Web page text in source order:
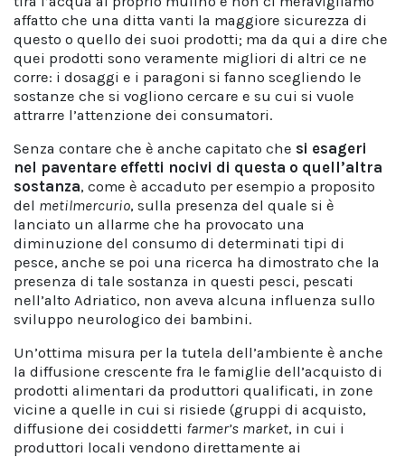
affatto che una ditta vanti la maggiore sicurezza di
questo o quello dei suoi prodotti; ma da qui a dire che
quei prodotti sono veramente migliori di altri ce ne
corre: i dosaggi e i paragoni si fanno scegliendo le
sostanze che si vogliono cercare e su cui si vuole
attrarre l’attenzione dei consumatori.
Senza contare che è anche capitato che si esageri
nel paventare effetti nocivi di questa o quell’altra
sostanza, come è accaduto per esempio a proposito
del metilmercurio, sulla presenza del quale si è
lanciato un allarme che ha provocato una
diminuzione del consumo di determinati tipi di
pesce, anche se poi una ricerca ha dimostrato che la
presenza di tale sostanza in questi pesci, pescati
nell’alto Adriatico, non aveva alcuna influenza sullo
sviluppo neurologico dei bambini.
Un’ottima misura per la tutela dell’ambiente è anche
la diffusione crescente fra le famiglie dell’acquisto di
prodotti alimentari da produttori qualificati, in zone
vicine a quelle in cui si risiede (gruppi di acquisto,
diffusione dei cosiddetti farmer’s market, in cui i
produttori locali vendono direttamente ai